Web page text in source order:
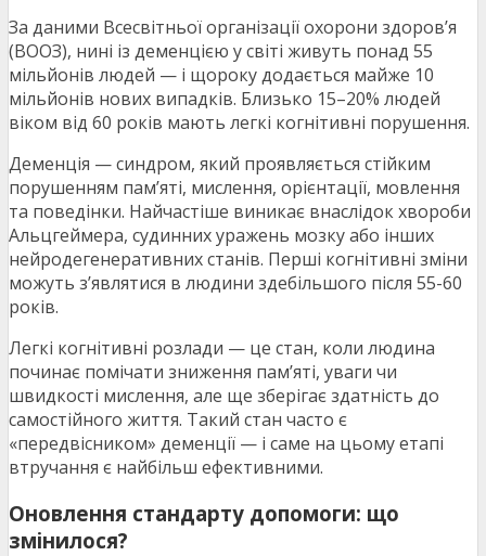
За даними Всесвітньої організації охорони здоров’я
(ВООЗ), нині із деменцією у світі живуть понад 55
мільйонів людей — і щороку додається майже 10
мільйонів нових випадків. Близько 15–20% людей
віком від 60 років мають легкі когнітивні порушення.
Деменція — синдром, який проявляється стійким
порушенням пам’яті, мислення, орієнтації, мовлення
та поведінки. Найчастіше виникає внаслідок хвороби
Альцгеймера, судинних уражень мозку або інших
нейродегенеративних станів. Перші когнітивні зміни
можуть з’являтися в людини здебільшого після 55-60
років.
Легкі когнітивні розлади — це стан, коли людина
починає помічати зниження пам’яті, уваги чи
швидкості мислення, але ще зберігає здатність до
самостійного життя. Такий стан часто є
«передвісником» деменції — і саме на цьому етапі
втручання є найбільш ефективними.
Оновлення стандарту допомоги: що
змінилося?